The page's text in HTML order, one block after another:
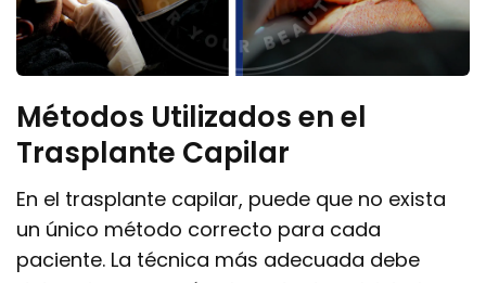
Métodos Utilizados en el
Trasplante Capilar
En el trasplante capilar, puede que no exista
un único método correcto para cada
paciente. La técnica más adecuada debe